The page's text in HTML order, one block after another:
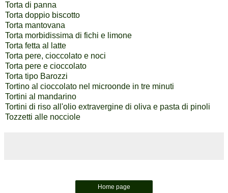
Torta di panna
Torta doppio biscotto
Torta mantovana
Torta morbidissima di fichi e limone
Torta fetta al latte
Torta pere, cioccolato e noci
Torta pere e cioccolato
Torta tipo Barozzi
Tortino al cioccolato nel microonde in tre minuti
Tortini al mandarino
Tortini di riso all'olio extravergine di oliva e pasta di pinoli
Tozzetti alle nocciole
Home page